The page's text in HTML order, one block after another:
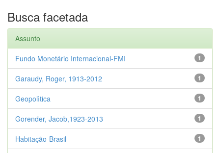
Busca facetada
Assunto
1
Fundo Monetário Internacional-FMI
1
Garaudy, Roger, 1913-2012
1
Geopolìtica
1
Gorender, Jacob,1923-2013
1
Habitação-Brasil